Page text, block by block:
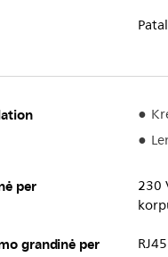
per
230
grandinė per RJ45